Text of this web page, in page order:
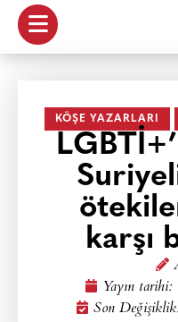
KÖŞE YAZARLARI
karşı
Yayın tarihi:
Son